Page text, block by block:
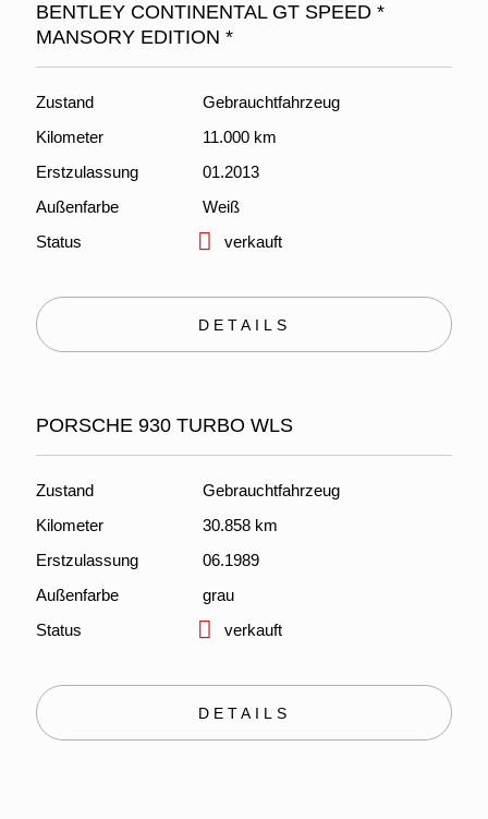
BENTLEY CONTINENTAL GT SPEED *
MANSORY EDITION *
Zustand
Gebrauchtfahrzeug
Kilometer
11.000 km
Erstzulassung
01.2013
Außenfarbe
Weiß
Status
verkauft
DETAILS
PORSCHE 930 TURBO WLS
Zustand
Gebrauchtfahrzeug
Kilometer
30.858 km
Erstzulassung
06.1989
Außenfarbe
grau
Status
verkauft
DETAILS